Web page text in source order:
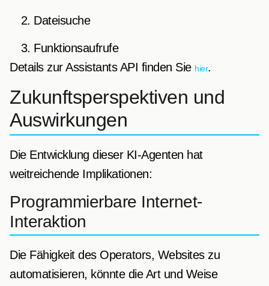
Dateisuche
Funktionsaufrufe
Details zur Assistants API finden Sie hier.
Zukunftsperspektiven und
Auswirkungen
Die Entwicklung dieser KI-Agenten hat
weitreichende Implikationen:
Programmierbare Internet-
Interaktion
Die Fähigkeit des Operators, Websites zu
automatisieren, könnte die Art und Weise